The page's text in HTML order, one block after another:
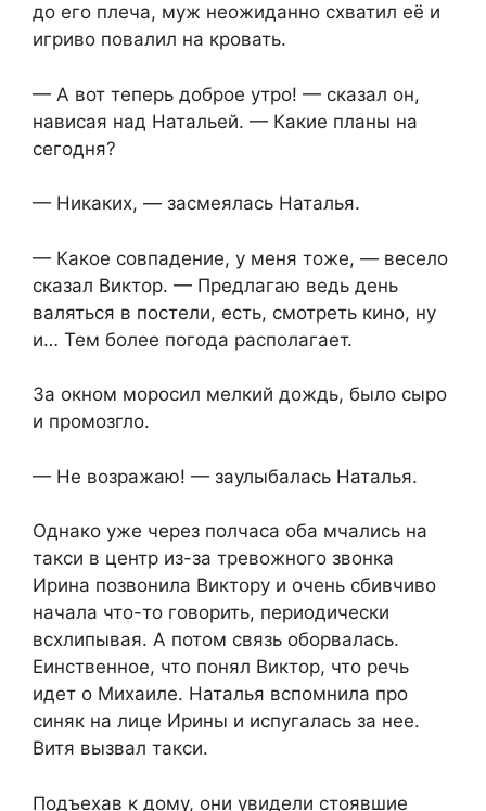
до его плеча, муж неожиданно схватил её и
игриво повалил на кровать.
— А вот теперь доброе утро! — сказал он,
нависая над Натальей. — Какие планы на
сегодня?
— Никаких, — засмеялась Наталья.
— Какое совпадение, у меня тоже, — весело
сказал Виктор. — Предлагаю ведь день
валяться в постели, есть, смотреть кино, ну
и… Тем более погода располагает.
За окном моросил мелкий дождь, было сыро
и промозгло.
— Не возражаю! — заулыбалась Наталья.
Однако уже через полчаса оба мчались на
такси в центр из-за тревожного звонка
Ирина позвонила Виктору и очень сбивчиво
начала что-то говорить, периодически
всхлипывая. А потом связь оборвалась.
Еинственное, что понял Виктор, что речь
идет о Михаиле. Наталья вспомнила про
синяк на лице Ирины и испугалась за нее.
Витя вызвал такси.
Подъехав к дому, они увидели стоявшие